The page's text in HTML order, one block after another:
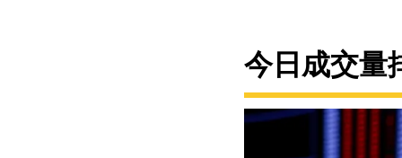
今日成交量